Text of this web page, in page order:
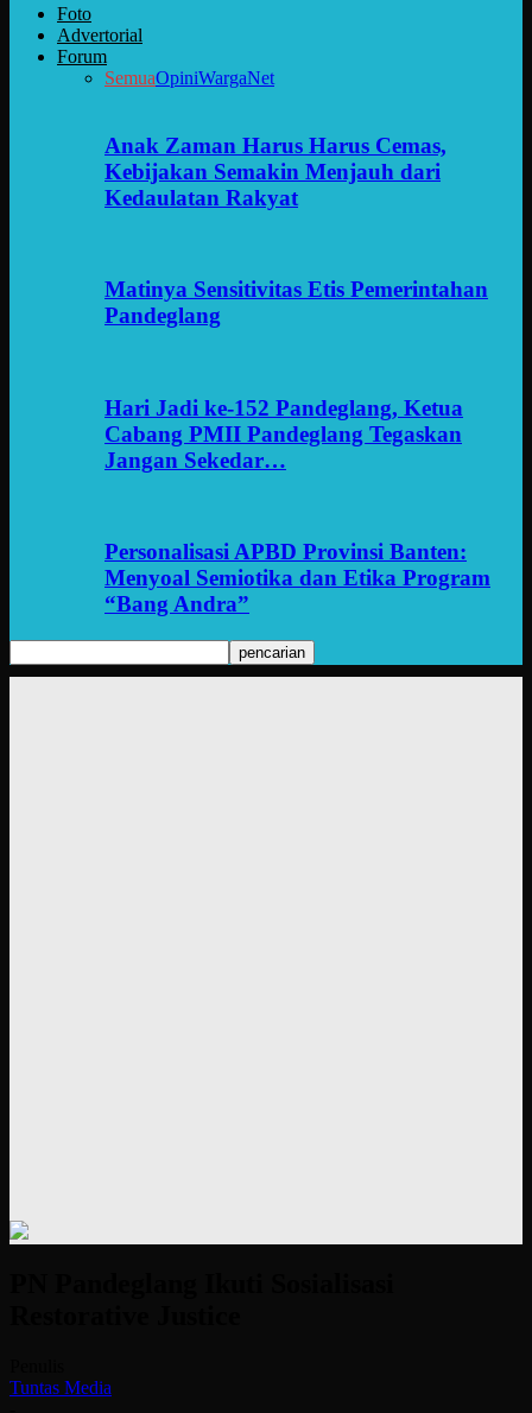
Foto
Advertorial
Forum
SemuaOpiniWargaNet
Anak Zaman Harus Harus Cemas,
Kebijakan Semakin Menjauh dari
Kedaulatan Rakyat
Matinya Sensitivitas Etis Pemerintahan
Pandeglang
Hari Jadi ke-152 Pandeglang, Ketua
Cabang PMII Pandeglang Tegaskan
Jangan Sekedar…
Personalisasi APBD Provinsi Banten:
Menyoal Semiotika dan Etika Program
“Bang Andra”
Tuntas Media